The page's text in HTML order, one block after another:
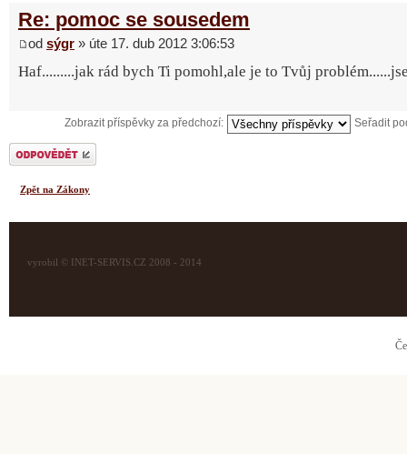
Re: pomoc se sousedem
od sýgr » úte 17. dub 2012 3:06:53
Haf.........jak rád bych Ti pomohl,ale je to Tvůj
Zobrazit příspěvky za předchozí: Seřadit
Odeslat odpověď
Zpět na Zákony
vyrobil © INET-SERVIS.CZ 2008 - 2014